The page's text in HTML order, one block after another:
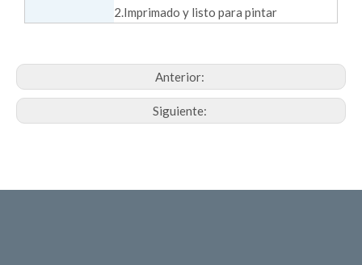
2.Imprimado y listo para pintar
Anterior:
Siguiente: